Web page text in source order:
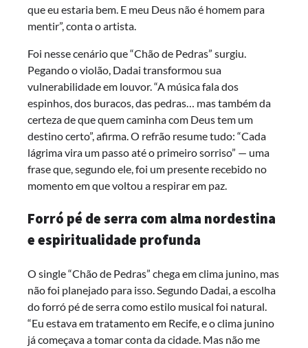
que eu estaria bem. E meu Deus não é homem para
mentir”, conta o artista.
Foi nesse cenário que “Chão de Pedras” surgiu.
Pegando o violão, Dadai transformou sua
vulnerabilidade em louvor. “A música fala dos
espinhos, dos buracos, das pedras… mas também da
certeza de que quem caminha com Deus tem um
destino certo”, afirma. O refrão resume tudo: “Cada
lágrima vira um passo até o primeiro sorriso” — uma
frase que, segundo ele, foi um presente recebido no
momento em que voltou a respirar em paz.
Forró pé de serra com alma nordestina
e espiritualidade profunda
O single “Chão de Pedras” chega em clima junino, mas
não foi planejado para isso. Segundo Dadai, a escolha
do forró pé de serra como estilo musical foi natural.
“Eu estava em tratamento em Recife, e o clima junino
já começava a tomar conta da cidade. Mas não me